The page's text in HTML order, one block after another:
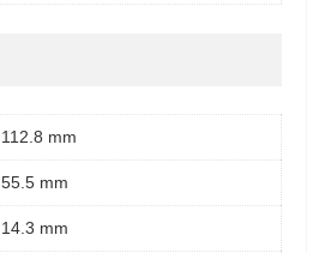
112.8 mm
55.5 mm
14.3 mm